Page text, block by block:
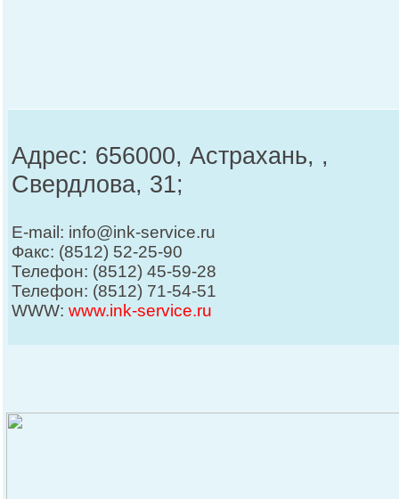
Адрес: 656000, Астрахань, ,
Свердлова, 31;
E-mail: info@ink-service.ru
Факс: (8512) 52-25-90
Телефон: (8512) 45-59-28
Телефон: (8512) 71-54-51
WWW: www.ink-service.ru